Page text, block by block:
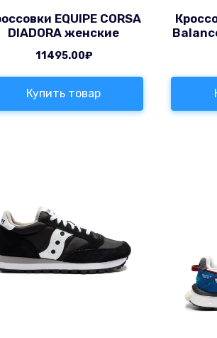
EQUIPE CORSA
DIADORA женские
11495.00₽
Купить товар